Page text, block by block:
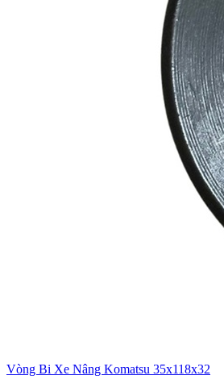
Vòng Bi Xe Nâng Komatsu 35x118x32